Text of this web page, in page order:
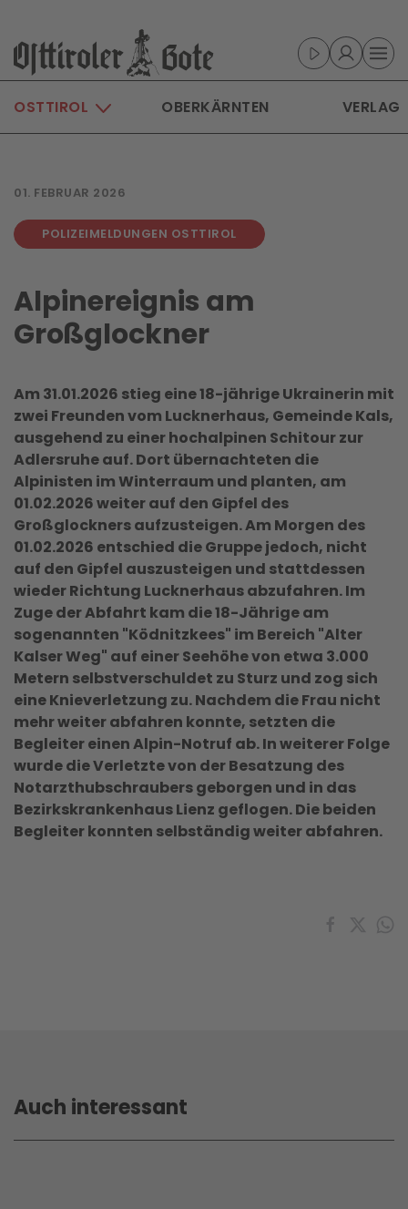
Skip to main content
OSTTIROL OBERKÄRNTEN VERLAG
01. FEBRUAR 2026
POLIZEIMELDUNGEN OSTTIROL
Alpinereignis am
Großglockner
Am 31.01.2026 stieg eine 18-jährige Ukrainerin mit
zwei Freunden vom Lucknerhaus, Gemeinde Kals,
ausgehend zu einer hochalpinen Schitour zur
Adlersruhe auf. Dort übernachteten die
Alpinisten im Winterraum und planten, am
01.02.2026 weiter auf den Gipfel des
Großglockners aufzusteigen. Am Morgen des
01.02.2026 entschied die Gruppe jedoch, nicht
auf den Gipfel auszusteigen und stattdessen
wieder Richtung Lucknerhaus abzufahren. Im
Zuge der Abfahrt kam die 18-Jährige am
sogenannten "Ködnitzkees" im Bereich "Alter
Kalser Weg" auf einer Seehöhe von etwa 3.000
Metern selbstverschuldet zu Sturz und zog sich
eine Knieverletzung zu. Nachdem die Frau nicht
mehr weiter abfahren konnte, setzten die
Begleiter einen Alpin-Notruf ab. In weiterer Folge
wurde die Verletzte von der Besatzung des
Notarzthubschraubers geborgen und in das
Bezirkskrankenhaus Lienz geflogen. Die beiden
Begleiter konnten selbständig weiter abfahren.
Auch interessant